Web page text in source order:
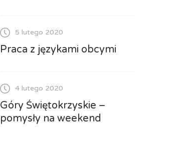
5 lutego 2020
Praca z językami obcymi
4 lutego 2020
Góry Świętokrzyskie –
pomysły na weekend